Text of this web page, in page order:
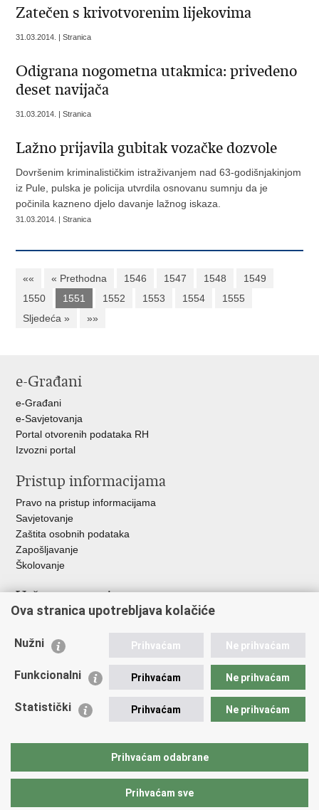
Zatečen s krivotvorenim lijekovima
31.03.2014. | Stranica
Odigrana nogometna utakmica: privedeno
deset navijača
31.03.2014. | Stranica
Lažno prijavila gubitak vozačke dozvole
Dovršenim kriminalističkim istraživanjem nad 63-godišnjakinjom
iz Pule, pulska je policija utvrdila osnovanu sumnju da je
počinila kazneno djelo davanje lažnog iskaza.
31.03.2014. | Stranica
«« « Prethodna 1546 1547 1548
1549
1550
1551 1552 1553 1554
1555
Sljedeća »
»»
e-Građani
e-Građani
e-Savjetovanja
Portal otvorenih podataka RH
Izvozni portal
Pristup informacijama
Pravo na pristup informacijama
Savjetovanje
Zaštita osobnih podataka
Zapošljavanje
Školovanje
Važne poveznice
Ministarstvo unutarnjih poslova
Udruge
Policijska akademija
Zaklada policijske solidarnosti
Vučetić"
Ova stranica upotrebljava kolačiće
Nužni Prihvaćam Ne prihvaćam
Funkcionalni Prihvaćam Ne prihvaćam
Statistički Prihvaćam Ne prihvaćam
Prihvaćam odabrane
Prihvaćam sve